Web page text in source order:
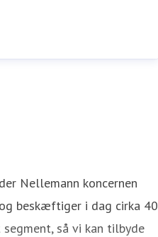
Nellemann koncernen
beskæftiger i dag cirka 40
så vi kan tilbyde